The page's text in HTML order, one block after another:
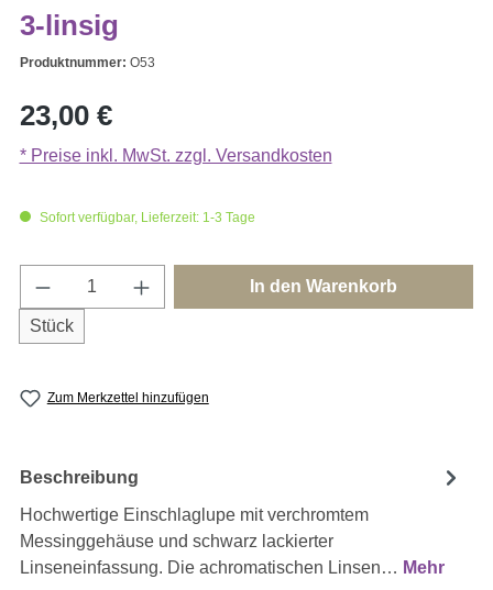
3-linsig
Produktnummer: O53
Regulärer Preis:
23,00 €
* Preise inkl. MwSt. zzgl. Versandkosten
Sofort verfügbar, Lieferzeit: 1-3 Tage
Produkt Anzahl: Gib den gewünschten
Stück
In den Warenkorb
Zum Merkzettel hinzufügen
Beschreibung
Hochwertige Einschlaglupe mit verchromtem
Messinggehäuse und schwarz lackierter
Linseneinfassung. Die achromatischen Linsen… Mehr